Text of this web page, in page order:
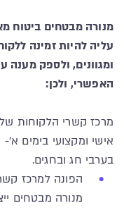
מנורה מבטחים ביטוח
עליה להיות זמינה
ומגוונים, ולספק מענה
האפשרי, ולכן:
מרכז קשרי הלקוחות
בערבי חג ובחגים.
הפונה למרכז
מנורה מבטחים